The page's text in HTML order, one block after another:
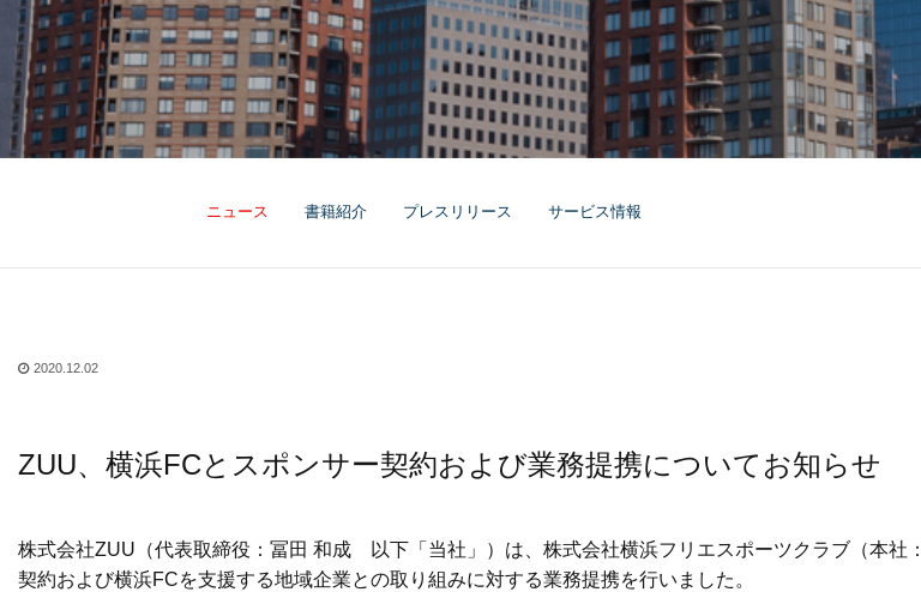
ニュース 書籍紹介 プレスリリース サービス情報
2020.12.02
ZUU、横浜FCとスポンサー契約および業務提携についてお知らせ
株式会社ZUU（代表取締役：冨田 和成 以下「当社」）は、株式会社横浜フリエスポーツクラブ（本
契約および横浜FCを支援する地域企業との取り組みに対する業務提携を行いました。